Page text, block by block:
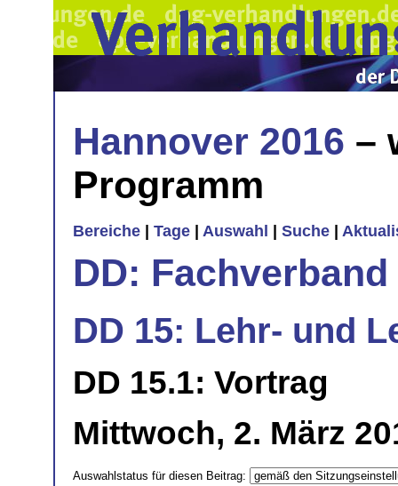
Hannover 2016 –
Programm
Bereiche Tage Auswahl Suche
DD:
DD 15: Lehr- und
DD 15.1: Vortrag
Mittwoch, 2. März
Auswahlstatus für diesen Beitrag: